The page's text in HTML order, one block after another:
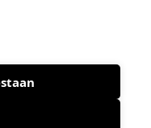
(België)